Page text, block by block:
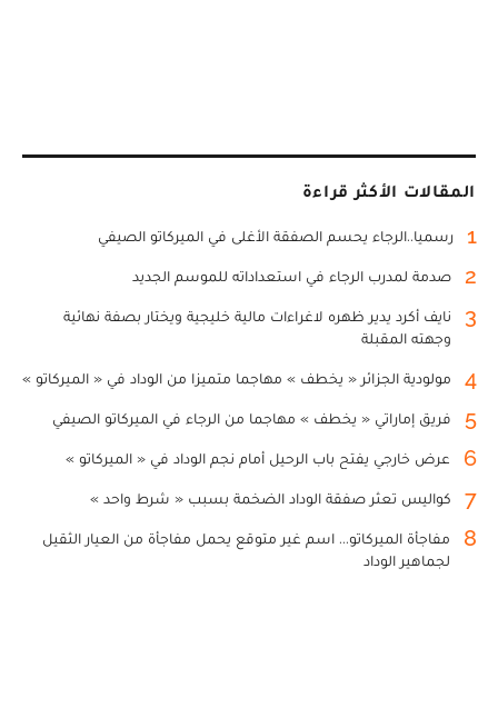
المقالات الأكثر قراءة
1 رسميا..الرجاء يحسم الصفقة الأغلى في الميركاتو الصيفي
2 صدمة لمدرب الرجاء في استعداداته للموسم الجديد
3
نايف أكرد يدير ظهره لاغراءات مالية خليجية ويختار بصفة نهائية
وجهته المقبلة
4 مولودية الجزائر « يخطف » مهاجما متميزا من الوداد في « الميركاتو »
5 فريق إماراتي « يخطف » مهاجما من الرجاء في الميركاتو الصيفي
6 عرض خارجي يفتح باب الرحيل أمام نجم الوداد في « الميركاتو »
7 كواليس تعثر صفقة الوداد الضخمة بسبب « شرط واحد »
8
مفاجأة الميركاتو... اسم غير متوقع يحمل مفاجأة من العيار الثقيل
لجماهير الوداد